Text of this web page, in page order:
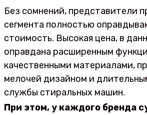
Без сомнений, представители
сегмента полностью
стоимость. Высокая цена, в
оправдана расширенным
качественными материалами,
мелочей дизайном и
службы стиральных машин.
При этом, у каждого бренда